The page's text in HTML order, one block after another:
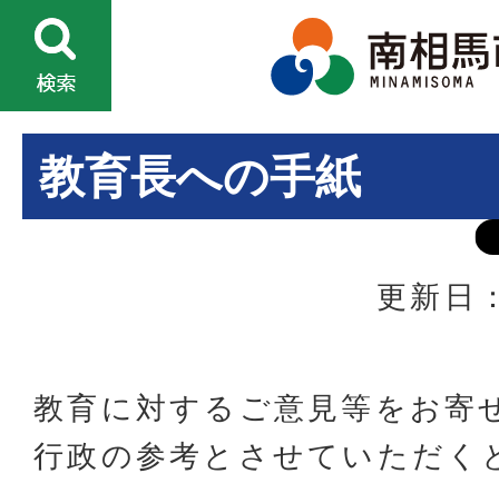
教育長への手紙
更新日
教育に対するご意見等をお寄
行政の参考とさせていただく